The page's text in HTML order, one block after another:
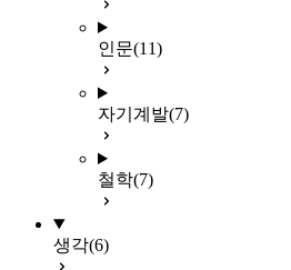
인문(11)
자기계발(7)
철학(7)
생각(6)